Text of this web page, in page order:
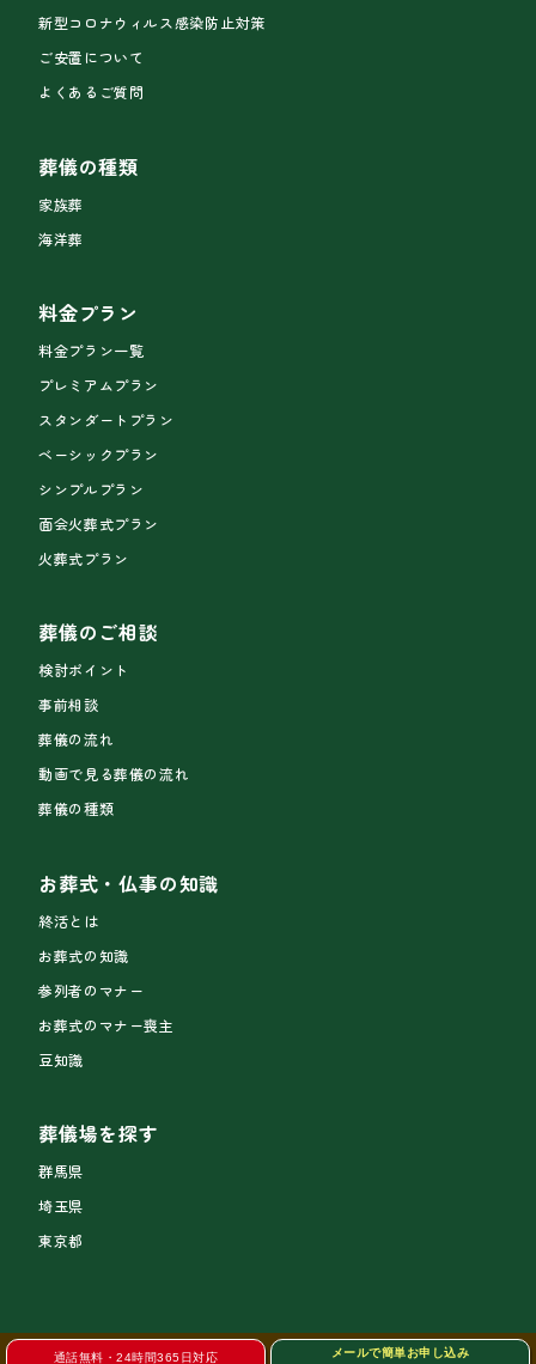
通話無料・24時間365日対応 メールで簡単お申し込み
新型コロナウィルス感染防止対策
ご安置について
よくあるご質問
葬儀の種類
家族葬
海洋葬
料金プラン
料金プラン一覧
プレミアムプラン
スタンダートプラン
ベーシックプラン
シンプルプラン
面会火葬式プラン
火葬式プラン
葬儀のご相談
検討ポイント
事前相談
葬儀の流れ
動画で見る葬儀の流れ
葬儀の種類
お葬式・仏事の知識
終活とは
お葬式の知識
参列者のマナー
お葬式のマナー喪主
豆知識
葬儀場を探す
群馬県
埼玉県
東京都